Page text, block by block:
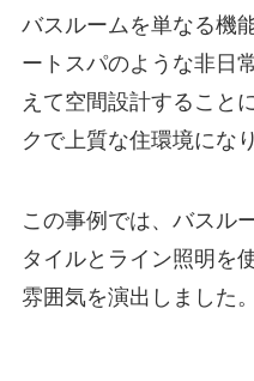
バスルームを単なる機
ートスパのような非日
えて空間設計すること
クで上質な住環境にな
この事例では、バスル
タイルとライン照明を
雰囲気を演出しました。